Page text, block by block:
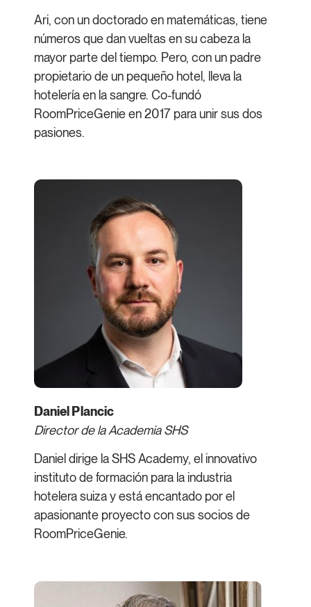
Ari, con un doctorado en matemáticas, tiene
números que dan vueltas en su cabeza la
mayor parte del tiempo. Pero, con un padre
propietario de un pequeño hotel, lleva la
hotelería en la sangre. Co-fundó
RoomPriceGenie en 2017 para unir sus dos
pasiones.
Daniel Plancic
Director de la Academia SHS
Daniel dirige la SHS Academy, el innovativo
instituto de formación para la industria
hotelera suiza y está encantado por el
apasionante proyecto con sus socios de
RoomPriceGenie.